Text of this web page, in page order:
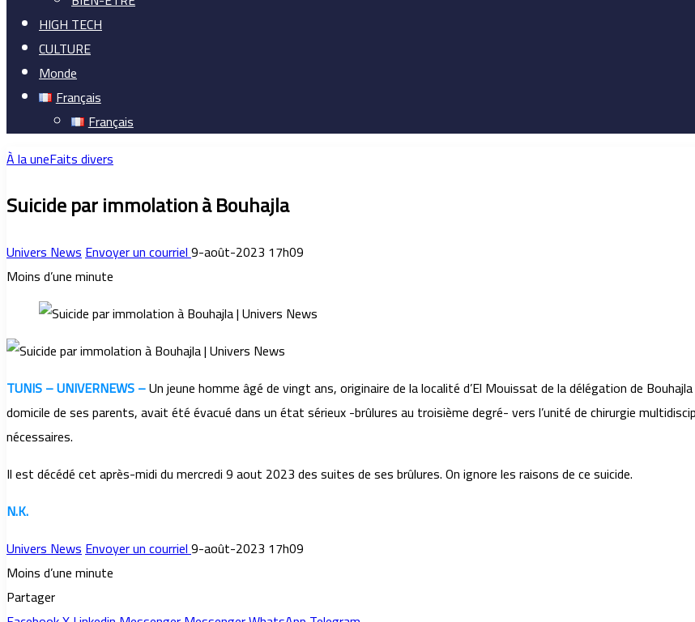
HIGH TECH
CULTURE
Monde
Français
Français
À la uneFaits divers
Suicide par immolation à Bouhajla
Univers NewsEnvoyer un courriel9-août-2023 17h09
Moins d’une minute
TUNIS – UNIVERNEWS –Un jeune homme âgé de vingt ans, originaire de la localité d’El Mouissat de la délégation de
domicile de ses parents, avait été évacué dans un état sérieux -brûlures au troisième degré- vers l’unité de chirurgie
nécessaires.
Il est décédé cet après-midi du mercredi 9 aout 2023 des suites de ses brûlures. On ignore les raisons de ce suicide.
N.K.
Univers NewsEnvoyer un courriel9-août-2023 17h09
Moins d’une minute
Partager